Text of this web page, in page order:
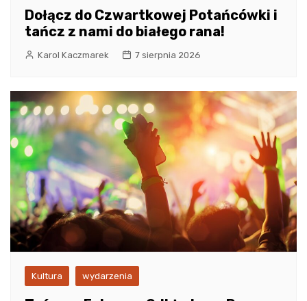
Dołącz do Czwartkowej Potańcówki i
tańcz z nami do białego rana!
Karol Kaczmarek 7 sierpnia 2026
Kultura wydarzenia